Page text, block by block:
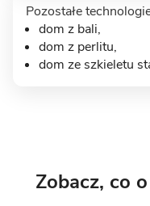
9 zdjęć
Pozostałe
dom z bali,
dom z perlitu,
dom ze szkieletu
Zobacz, co